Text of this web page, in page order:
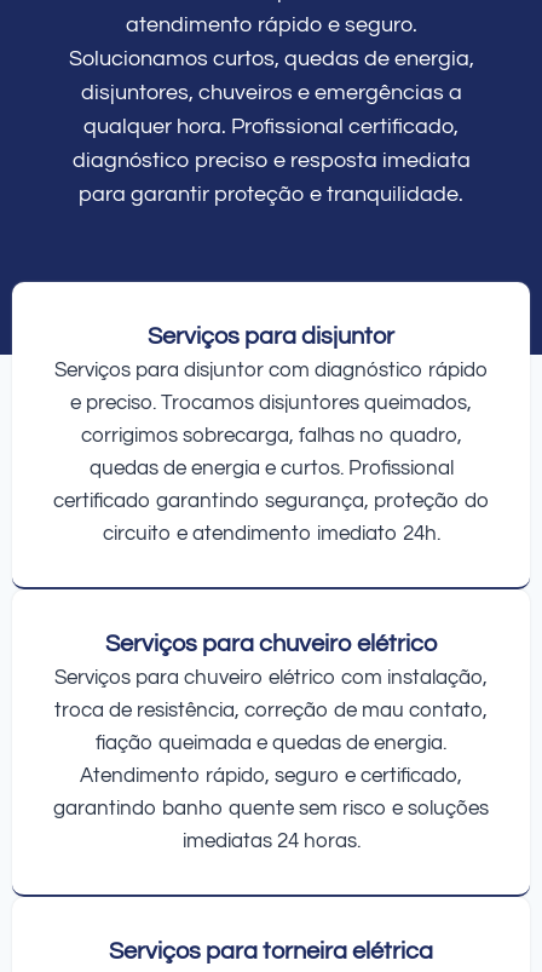
atendimento rápido e seguro.
Solucionamos curtos, quedas de energia,
disjuntores, chuveiros e emergências a
qualquer hora. Profissional certificado,
diagnóstico preciso e resposta imediata
para garantir proteção e tranquilidade.
Serviços para disjuntor
Serviços para disjuntor com diagnóstico rápido
e preciso. Trocamos disjuntores queimados,
corrigimos sobrecarga, falhas no quadro,
quedas de energia e curtos. Profissional
certificado garantindo segurança, proteção do
circuito e atendimento imediato 24h.
Serviços para chuveiro elétrico
Serviços para chuveiro elétrico com instalação,
troca de resistência, correção de mau contato,
fiação queimada e quedas de energia.
Atendimento rápido, seguro e certificado,
garantindo banho quente sem risco e soluções
imediatas 24 horas.
Serviços para torneira elétrica